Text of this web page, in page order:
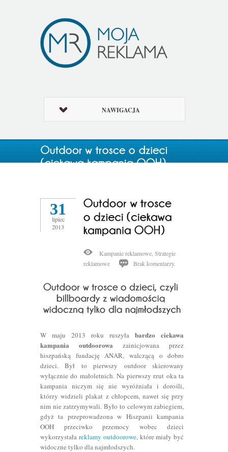
NAWIGACJA
31
lipiec
2013
Kampanie reklamowe, Strategie
reklamowe
Brak komentarzy.
W maju 2013 roku ruszyłabardzo ciekawa
kampania outdoorowa zainicjowana przez
hiszpańską fundację ANAR, walczącą o dobro
dzieci. Był to pierwszy outdoor skierowany
wyłącznie do małoletnich. Na pierwszy rzut oka ta
kampania niczym się nie wyróżniała i dorośli,
którzy widzieli plakat z chłopcem, nawet się przy
nim nie zatrzymywali. Było to celowym zabiegiem,
gdyż ta przeprowadzona w Hiszpanii kampania
OOH przeciwko przemocy wobec dzieci
wykorzystała reklamy outdoorowe, które miały być
widoczne tylko dla najmłodszych.